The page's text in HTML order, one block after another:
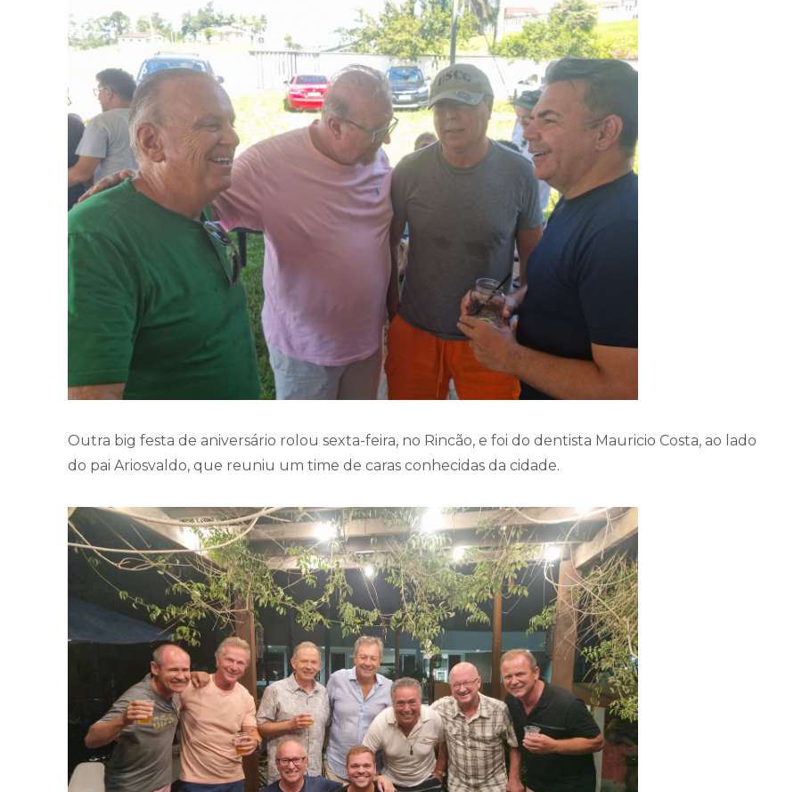
Outra big festa de aniversário rolou sexta-feira, no Rincão, e foi do dentista Mauricio Costa, ao lado
do pai Ariosvaldo, que reuniu um time de caras conhecidas da cidade.